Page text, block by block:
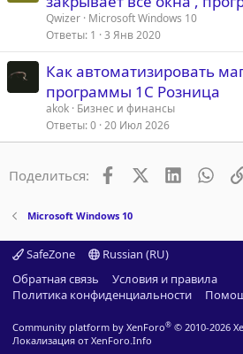
Qwizer Microsoft Windows 10
Ответы 1 3 Янв 2020
Как автоматизировать
программы 1С Розница
akok Бизнес и финансы
Ответы 0 20 Июл 2026
Поделиться: FacebookX (Twitter)
LinkedIn
Microsoft Windows 10
SafeZone
Russian (RU)
Обратная связь
Условия и правила
Политика конфиденциальности
Community platform by XenForo® © 2010-2026
Локализация от XenForo.Info